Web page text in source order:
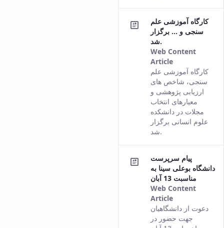
کارگاه آموزشی علم
سنجی و ... برگزار
شد.
Web Content
Article
This result
comes from
the Persian
version of
this content.
کارگاه آموزشی علم
سنجی، شاخص­ های
ارزیابی پژوهشی و
معیارهای انتخاب
مجلات در دانشکده
علوم انسانی برگزار
شد.
پیام سرپرست
دانشگاه بوعلی سینا به
مناسبت 13 آبان
Web Content
Article
This result
comes from
the Persian
دعوت از دانشگاهیان
جهت حضور در